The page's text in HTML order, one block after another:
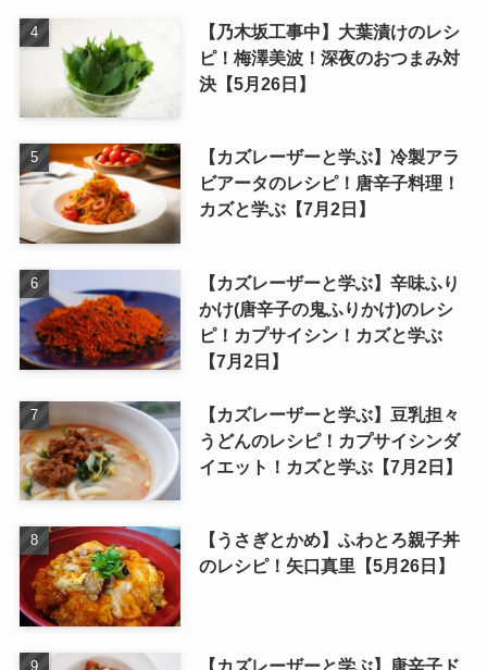
【乃木坂工事中】大葉漬けのレシ
ピ！梅澤美波！深夜のおつまみ対
決【5月26日】
【カズレーザーと学ぶ】冷製アラ
ビアータのレシピ！唐辛子料理！
カズと学ぶ【7月2日】
【カズレーザーと学ぶ】辛味ふり
かけ(唐辛子の鬼ふりかけ)のレシ
ピ！カプサイシン！カズと学ぶ
【7月2日】
【カズレーザーと学ぶ】豆乳担々
うどんのレシピ！カプサイシンダ
イエット！カズと学ぶ【7月2日】
【うさぎとかめ】ふわとろ親子丼
のレシピ！矢口真里【5月26日】
【カズレーザーと学ぶ】唐辛子ド